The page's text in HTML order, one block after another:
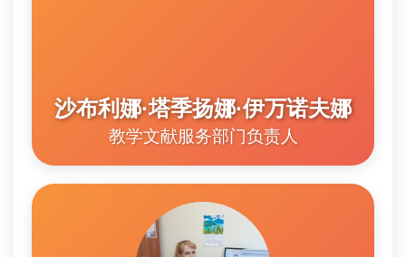
沙布利娜·塔季扬娜·伊万诺夫娜
教学文献服务部门负责人